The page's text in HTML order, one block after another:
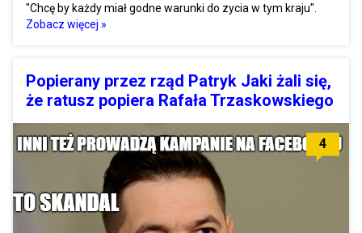
"Chcę by każdy miał godne warunki do zycia w tym kraju".
Zobacz więcej »
Popierany przez rząd Patryk Jaki żali się,
że ratusz popiera Rafała Trzaskowskiego
4